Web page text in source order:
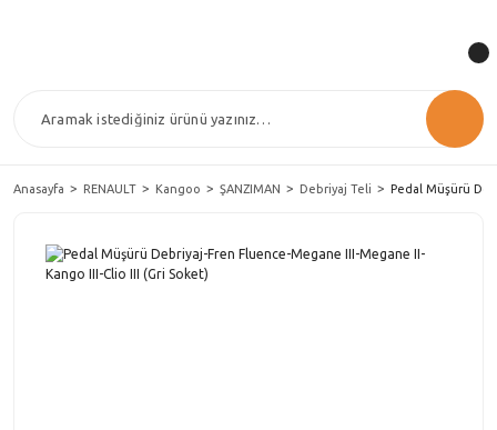
Anasayfa RENAULT Kangoo ŞANZIMAN Debriyaj Teli Pedal Müşürü